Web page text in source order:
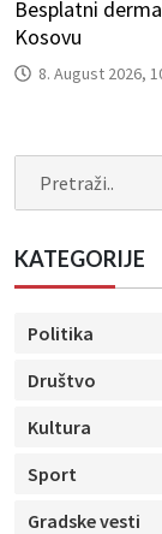
Besplatni
Kosovu
8. August 2026,
KATEGORIJE
Politika
Društvo
Kultura
Sport
Gradske vesti